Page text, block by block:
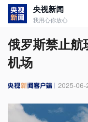
央视新闻
我用心你放心
俄罗斯禁止
机场
2025-06-